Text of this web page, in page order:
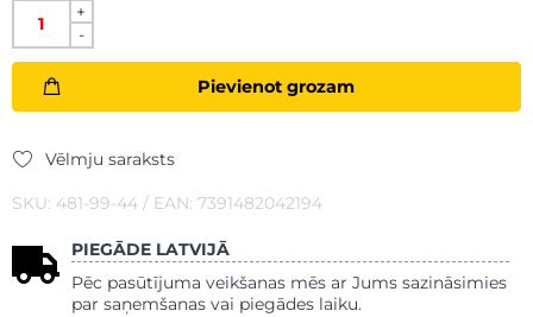
+
-
Pievienot grozam
Vēlmju saraksts
SKU: 481-99-44 / EAN: 7391482042194
PIEGĀDE LATVIJĀ
Pēc pasūtījuma veikšanas mēs ar Jums sazināsimies
par saņemšanas vai piegādes laiku.